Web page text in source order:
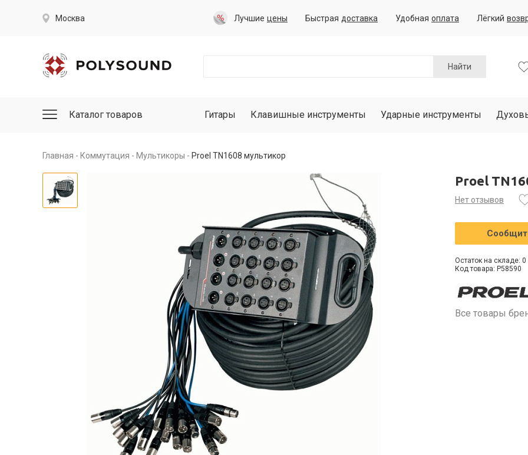
Москва Лучшие цены Быстрая доставка Удобная оплата Лёгкий
Найти
Каталог товаров Гитары Клавишные инструменты Ударные инструменты
Главная Коммутация Мультикоры Proel TN1608 мультикор
Proel
Нет отзывов
Остаток на складе: 0
Код товара: P58590
Все товары